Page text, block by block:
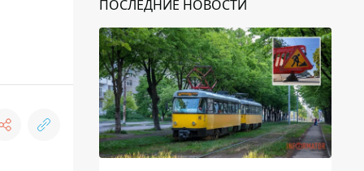
ПОСЛЕДНИЕ НОВОСТИ